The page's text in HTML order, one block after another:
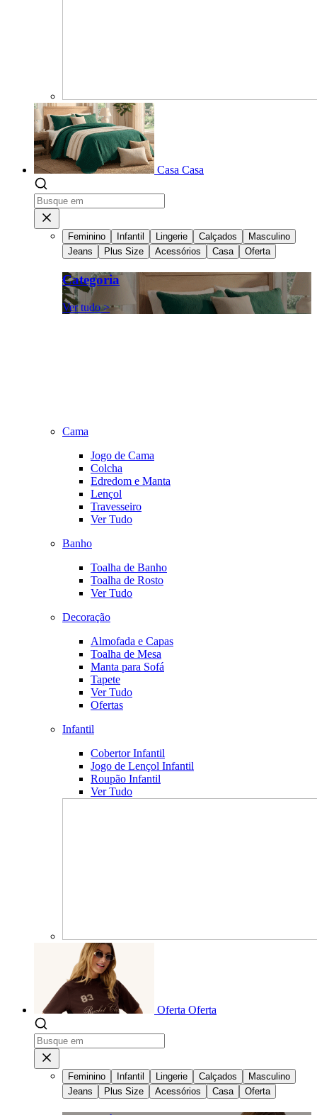
Casa Casa
Feminino Infantil Lingerie Calçados
Masculino
Jeans
Plus Size Acessórios Casa Oferta
Categoria
Ver tudo >
Cama
Jogo de Cama
Colcha
Edredom e Manta
Lençol
Travesseiro
Ver Tudo
Banho
Toalha de Banho
Toalha de Rosto
Ver Tudo
Decoração
Almofada e Capas
Toalha de Mesa
Manta para Sofá
Tapete
Ver Tudo
Ofertas
Infantil
Cobertor Infantil
Jogo de Lençol Infantil
Roupão Infantil
Ver Tudo
Oferta Oferta
Feminino Infantil Lingerie Calçados
Masculino
Jeans
Plus Size Acessórios Casa Oferta